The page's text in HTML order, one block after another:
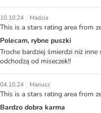
10.10.24 | Madzia
This is a stars rating area from
Polecam, rybne puszki
Troche bardziej śmierdzi niż
odchodzą od miseczek!!
04.10.24 | Mariusz
This is a stars rating area from
Bardzo dobra karma